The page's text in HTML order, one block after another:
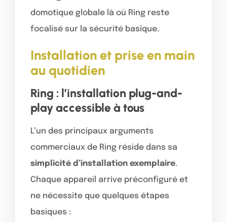
domotique globale là où Ring reste
focalisé sur la sécurité basique.
Installation et prise en main
au quotidien
Ring : l’installation plug-and-
play accessible à tous
L’un des principaux arguments
commerciaux de Ring réside dans sa
simplicité d’installation exemplaire.
Chaque appareil arrive préconfiguré et
ne nécessite que quelques étapes
basiques :